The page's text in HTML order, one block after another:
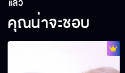
คุณน่าจะชอบ